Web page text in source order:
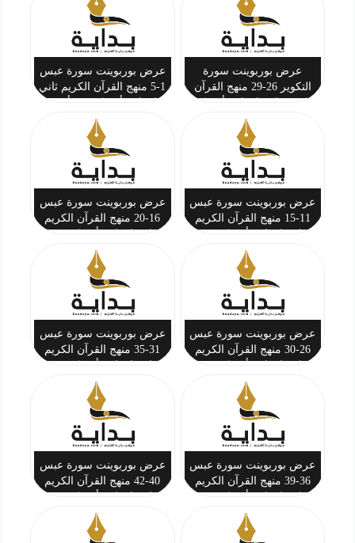
عرض بوربوينت سورة
التكوير 26-29 منهج القرآن
بن أحمد المحيسن
عرض بوربوينت سورة عبس
1-5 منهج القرآن الكريم ثاني
المحيسن
عرض بوربوينت سورة عبس
11-15 منهج القرآن الكريم
أحمد المحيسن
عرض بوربوينت سورة عبس
16-20 منهج القرآن الكريم
أحمد المحيسن
عرض بوربوينت سورة عبس
26-30 منهج القرآن الكريم
أحمد المحيسن
عرض بوربوينت سورة عبس
31-35 منهج القرآن الكريم
أحمد المحيسن
عرض بوربوينت سورة عبس
36-39 منهج القرآن الكريم
أحمد المحيسن
عرض بوربوينت سورة عبس
40-42 منهج القرآن الكريم
أحمد المحيسن